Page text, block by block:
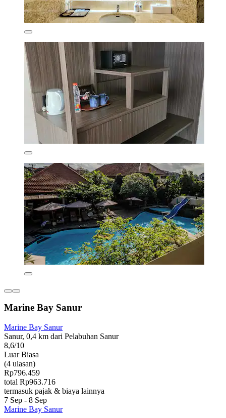
Marine Bay Sanur
Marine Bay Sanur
Sanur, 0,4 km dari Pelabuhan Sanur
8,6/10
Luar Biasa
(4 ulasan)
Rp796.459
total Rp963.716
termasuk pajak & biaya lainnya
7 Sep - 8 Sep
Marine Bay Sanur